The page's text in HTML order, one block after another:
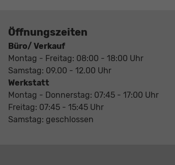
Öffnungszeiten
Büro/ Verkauf
Montag - Freitag: 08:00 - 18:00 Uhr
Samstag: 09.00 - 12.00 Uhr
Werkstatt
Montag - Donnerstag: 07:45 - 17:00 Uhr
Freitag: 07:45 - 15:45 Uhr
Samstag: geschlossen